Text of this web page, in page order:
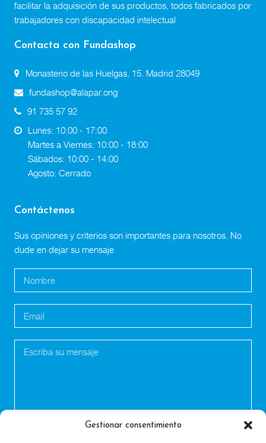
Gestionar consentimiento
facilitar la adquisición de sus productos, todos fabricados por
trabajadores con discapacidad intelectual
Contacta con Fundashop
Monasterio de las Huelgas, 15. Madrid 28049
fundashop@alapar.ong
91 735 57 92
Lunes: 10:00 - 17:00
Martes a Viernes: 10:00 - 18:00
Sábados: 10:00 - 14:00
Agosto: Cerrado
Contáctenos
Sus opiniones y criterios son importantes para nosotros. No
dude en dejar su mensaje